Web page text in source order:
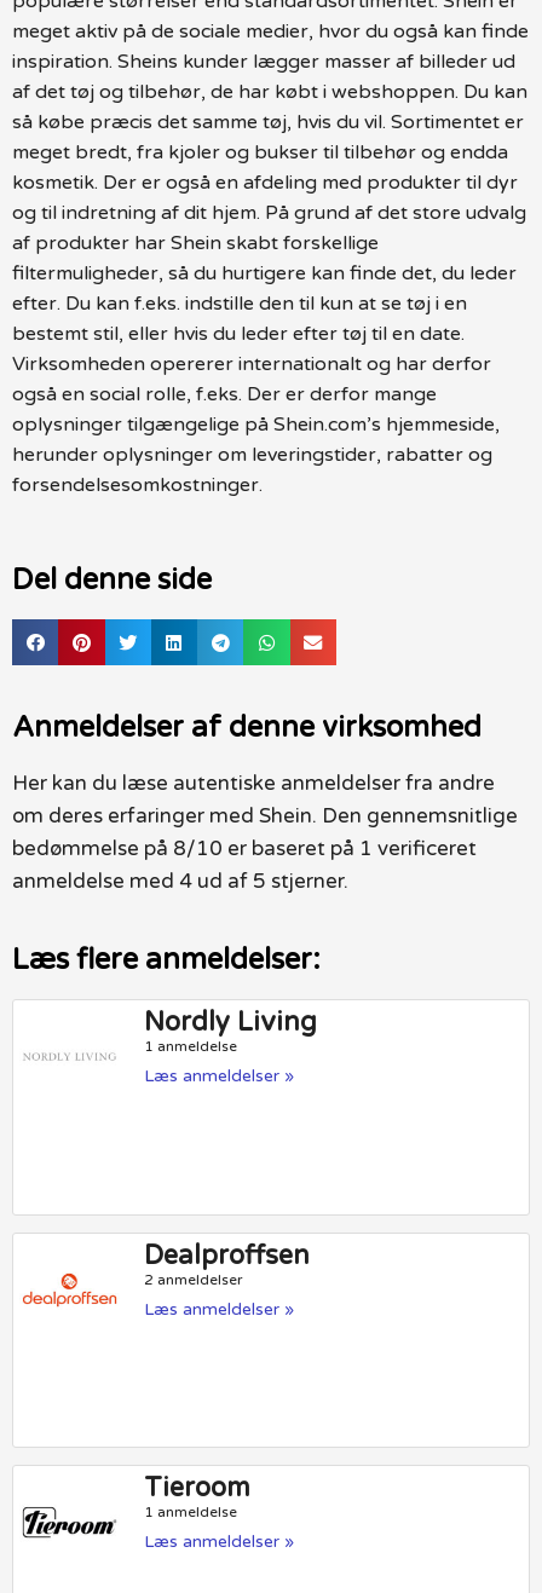
meget aktiv på de sociale medier, hvor du også kan finde
inspiration. Sheins kunder lægger masser af billeder ud
af det tøj og tilbehør, de har købt i webshoppen. Du kan
så købe præcis det samme tøj, hvis du vil. Sortimentet er
meget bredt, fra kjoler og bukser til tilbehør og endda
kosmetik. Der er også en afdeling med produkter til dyr
og til indretning af dit hjem. På grund af det store udvalg
af produkter har Shein skabt forskellige
filtermuligheder, så du hurtigere kan finde det, du leder
efter. Du kan f.eks. indstille den til kun at se tøj i en
bestemt stil, eller hvis du leder efter tøj til en date.
Virksomheden opererer internationalt og har derfor
også en social rolle, f.eks. Der er derfor mange
oplysninger tilgængelige på Shein.com’s hjemmeside,
herunder oplysninger om leveringstider, rabatter og
forsendelsesomkostninger.
Del denne side
Anmeldelser af denne virksomhed
Her kan du læse autentiske anmeldelser fra andre
om deres erfaringer med Shein. Den gennemsnitlige
bedømmelse på 8/10 er baseret på 1 verificeret
anmeldelse med 4 ud af 5 stjerner.
Læs flere anmeldelser:
Nordly Living
1 anmeldelse
Læs anmeldelser »
Dealproffsen
2 anmeldelser
Læs anmeldelser »
Tieroom
1 anmeldelse
Læs anmeldelser »